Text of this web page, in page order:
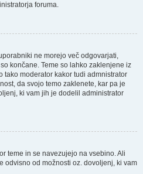
foruma.
ne morejo več odgovarjati,
končane. Teme so lahko zaklenjene iz
tako moderator kakor tudi admnistrator
da svojo temo zaklenete, kar pa je
ki vam jih je dodelil administrator
teme in se navezujejo na vsebino. Ali
odvisno od možnosti oz. dovoljenj, ki vam